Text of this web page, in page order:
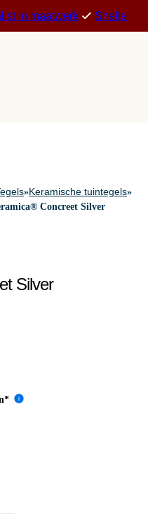
in maatwerk Snelle
»Keramische tuintegels»
Concreet Silver
Silver
i